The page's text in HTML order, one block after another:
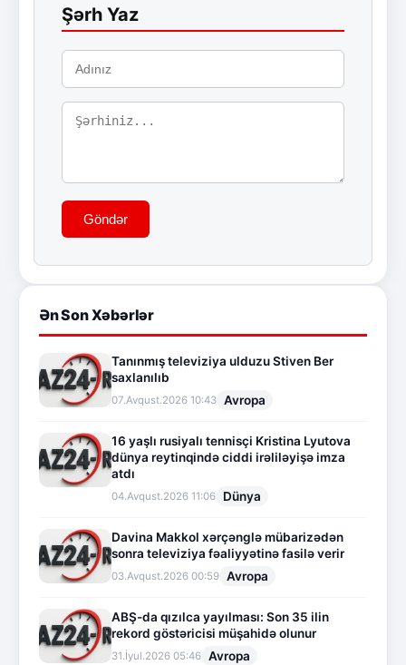
Şərh Yaz
Göndər
Ən Son Xəbərlər
Tanınmış televiziya ulduzu Stiven Ber
saxlanılıb
07.Avqust.2026 10:43 Avropa
16 yaşlı rusiyalı tennisçi Kristina Lyutova
dünya reytinqində ciddi irəliləyişə imza
atdı
04.Avqust.2026 11:06 Dünya
Davina Makkol xərçənglə mübarizədən
sonra televiziya fəaliyyətinə fasilə verir
03.Avqust.2026 00:59 Avropa
ABŞ-da qızılca yayılması: Son 35 ilin
rekord göstəricisi müşahidə olunur
31.İyul.2026 05:46 Avropa